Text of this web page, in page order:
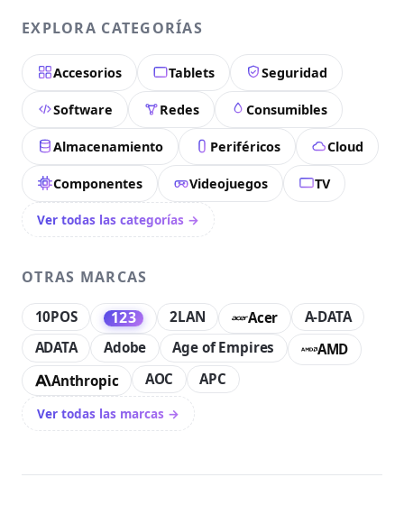
EXPLORA CATEGORÍAS
Accesorios Tablets Seguridad
Software Redes Consumibles
Almacenamiento Periféricos Cloud
Componentes Videojuegos TV
Ver todas las categorías →
OTRAS MARCAS
10POS 123 2LAN Acer
A-DATA
ADATA
Adobe Age of Empires
AMD
Anthropic
AOC APC
Ver todas las marcas →